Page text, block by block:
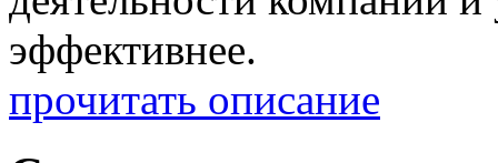
эффективнее.
прочитать описание